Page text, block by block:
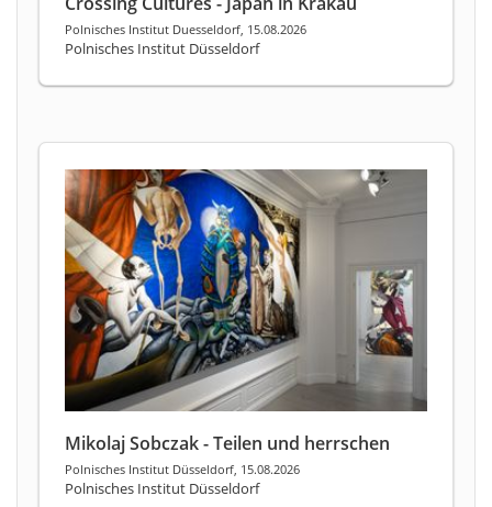
Polnisches Institut Duesseldorf, 15.08.2026
Polnisches Institut Düsseldorf
Mikolaj Sobczak - Teilen und herrschen
Polnisches Institut Düsseldorf, 15.08.2026
Polnisches Institut Düsseldorf